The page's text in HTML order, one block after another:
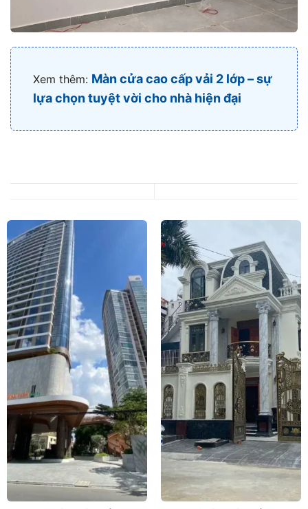
Xem thêm: Màn cửa cao cấp vải 2 lớp – sự
lựa chọn tuyệt vời cho nhà hiện đại